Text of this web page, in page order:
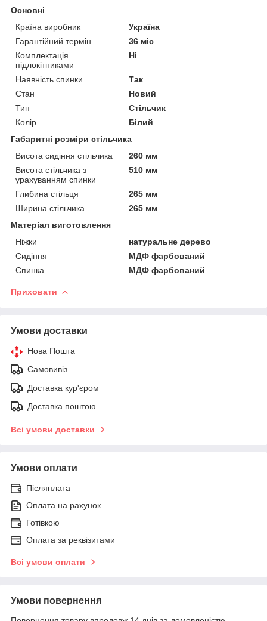
Основні
Країна виробник
Україна
Гарантійний термін
36 міс
Комплектація
підлокітниками
Ні
Наявність спинки
Так
Стан
Новий
Тип
Стільчик
Колір
Білий
Габаритні розміри стільчика
Висота сидіння стільчика
260 мм
Висота стільчика з
урахуванням спинки
510 мм
Глибина стільця
265 мм
Ширина стільчика
265 мм
Матеріал виготовлення
Ніжки
натуральне дерево
Сидіння
МДФ фарбований
Спинка
МДФ фарбований
Приховати
Умови доставки
Нова Пошта
Самовивіз
Доставка кур'єром
Доставка поштою
Всі умови доставки
Умови оплати
Післяплата
Оплата на рахунок
Готівкою
Оплата за реквізитами
Всі умови оплати
Умови повернення